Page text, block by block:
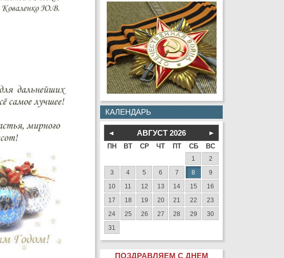
КАЛЕНДАРЬ
АВГУСТ 2026
ПН ВТ СР ЧТ ПТ СБ ВС
1 2
3 4 5 6 7 8 9
10 11 12 13 14 15 16
17 18 19 20 21 22 23
24 25 26 27 28 29 30
31
ПОЗДРАВЛЯЕМ С ДНЕМ